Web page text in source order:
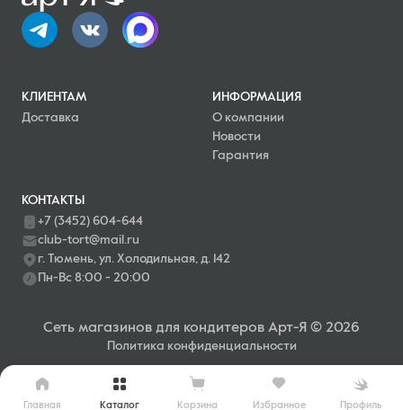
КЛИЕНТАМ
Доставка
ИНФОРМАЦИЯ
О компании
Новости
Гарантия
КОНТАКТЫ
+7 (3452) 604-644
club-tort@mail.ru
г. Тюмень, ул. Холодильная, д. 142
Пн-Вс 8:00 - 20:00
Сеть магазинов для кондитеров Арт-Я © 2026
Политика конфиденциальности
Главная Каталог Корзина Избранное Профиль